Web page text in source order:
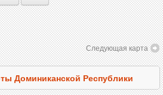
Следующая карта
Доминиканской Республики